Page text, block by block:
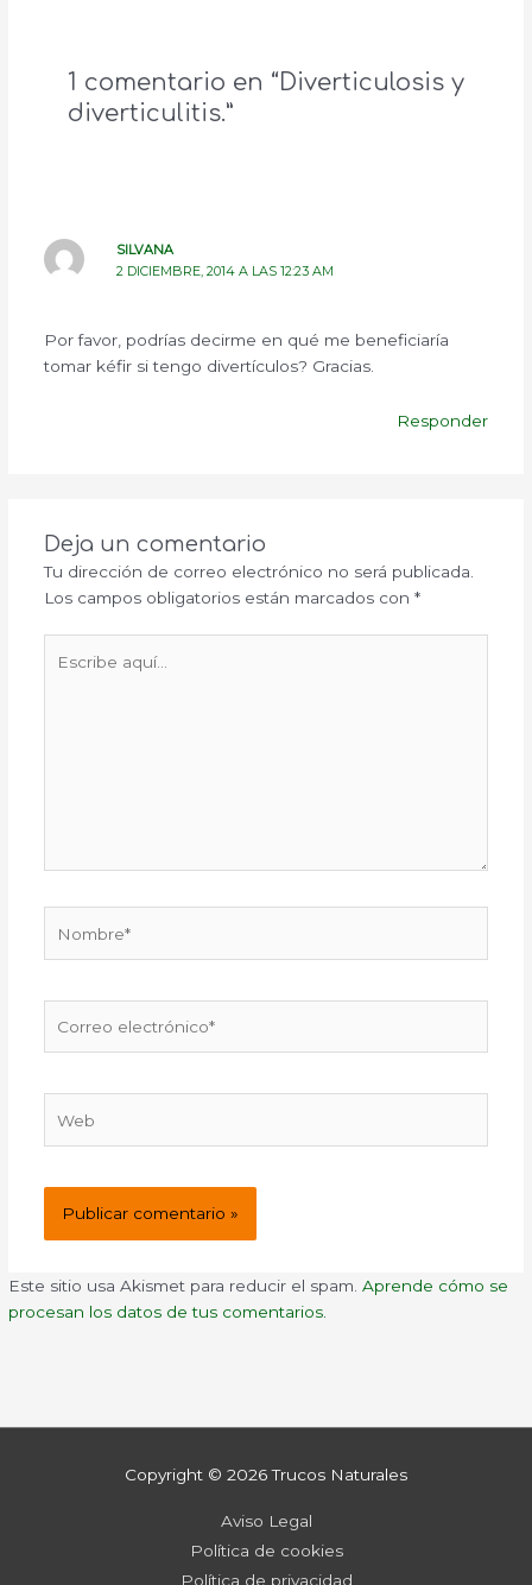
1 comentario en “Diverticulosis y
diverticulitis.”
SILVANA
2 DICIEMBRE, 2014 A LAS 12:23 AM
Por favor, podrías decirme en qué me beneficiaría
tomar kéfir si tengo divertículos? Gracias.
Responder
Deja un comentario
Tu dirección de correo electrónico no será publicada.
Los campos obligatorios están marcados con *
aquí...
electrónico*
Este sitio usa Akismet para reducir el spam.Aprende cómo se
procesan los datos de tus comentarios.
Copyright © 2026Trucos Naturales
Aviso Legal
Política de cookies
Política de privacidad